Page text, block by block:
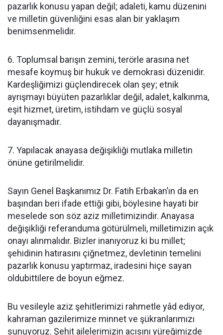
pazarlık konusu yapan değil; adaleti, kamu düzenini
ve milletin güvenliğini esas alan bir yaklaşım
benimsenmelidir.
6. Toplumsal barışın zemini, terörle arasına net
mesafe koymuş bir hukuk ve demokrasi düzenidir.
Kardeşliğimizi güçlendirecek olan şey; etnik
ayrışmayı büyüten pazarlıklar değil, adalet, kalkınma,
eşit hizmet, üretim, istihdam ve güçlü sosyal
dayanışmadır.
7. Yapılacak anayasa değişikliği mutlaka milletin
önüne getirilmelidir.
Sayın Genel Başkanımız Dr. Fatih Erbakan’ın da en
başından beri ifade ettiği gibi, böylesine hayati bir
meselede son söz aziz milletimizindir. Anayasa
değişikliği referanduma götürülmeli, milletimizin açık
onayı alınmalıdır. Bizler inanıyoruz ki bu millet;
şehidinin hatırasını çiğnetmez, devletinin temelini
pazarlık konusu yaptırmaz, iradesini hiçe sayan
oldubittilere de boyun eğmez.
Bu vesileyle aziz şehitlerimizi rahmetle yâd ediyor,
kahraman gazilerimize minnet ve şükranlarımızı
sunuyoruz. Şehit ailelerimizin acısını yüreğimizde